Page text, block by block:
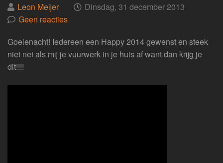
Geplaatst
door
Leon Meijer op Dinsdag, 31 december 2013
Geen reacties
Goeienacht! Iedereen een Happy 2014 gewenst en steek
niet net als mij je vuurwerk in je huis af want dan krijg je
dit!!!!